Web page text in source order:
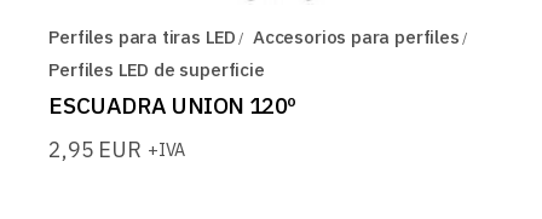
Perfiles para tiras LED
Accesorios para perfiles
Perfiles LED de superficie
ESCUADRA UNION 120º
2,95 EUR +IVA